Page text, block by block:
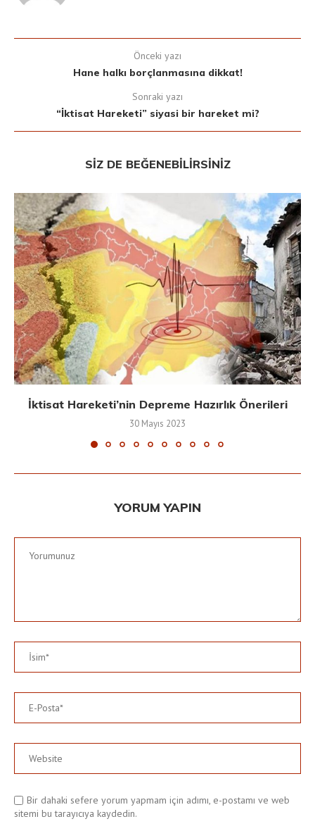
Önceki yazı
Hane halkı borçlanmasına dikkat!
Sonraki yazı
“İktisat Hareketi” siyasi bir hareket mi?
SIZ DE BEĞENEBILIRSINIZ
İktisat Hareketi’nin Depreme Hazırlık Önerileri
30 Mayıs 2023
YORUM YAPIN
Bir dahaki sefere yorum yapmam için adımı, e-postamı ve web
sitemi bu tarayıcıya kaydedin.